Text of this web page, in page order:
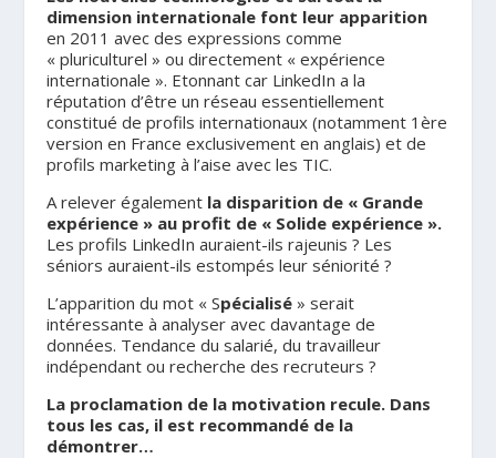
dimension internationale font leur apparition
en 2011 avec des expressions comme
« pluriculturel » ou directement « expérience
internationale ». Etonnant car LinkedIn a la
réputation d’être un réseau essentiellement
constitué de profils internationaux (notamment 1ère
version en France exclusivement en anglais) et de
profils marketing à l’aise avec les TIC.
A relever également la disparition de « Grande
expérience » au profit de « Solide expérience ».
Les profils LinkedIn auraient-ils rajeunis ? Les
séniors auraient-ils estompés leur séniorité ?
L’apparition du mot « Spécialisé » serait
intéressante à analyser avec davantage de
données. Tendance du salarié, du travailleur
indépendant ou recherche des recruteurs ?
La proclamation de la motivation recule. Dans
tous les cas, il est recommandé de la
démontrer…